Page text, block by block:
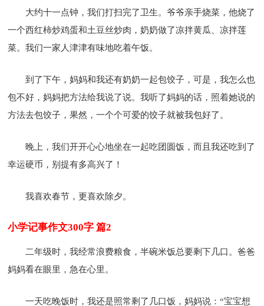
大约十一点钟，我们打扫完了卫生。爷爷亲手烧菜，他烧了
一个西红柿炒鸡蛋和土豆丝炒肉，奶奶做了凉拌黄瓜、凉拌莲
菜。我们一家人津津有味地吃着午饭。
到了下午，妈妈和我还有奶奶一起包饺子，可是，我怎么也
包不好，妈妈把方法给我说了说。我听了妈妈的话，照着她说的
方法去包饺子，果然，一个个可爱的饺子就被我包好了。
晚上，我们开开心心地坐在一起吃团圆饭，而且我还吃到了
幸运硬币，别提有多高兴了！
我喜欢春节，更喜欢除夕。
小学记事作文300字 篇2
二年级时，我经常浪费粮食，半碗米饭总要剩下几口。爸爸
妈妈看在眼里，急在心里。
一天吃晚饭时，我还是照常剩了几口饭，妈妈说：“宝宝想